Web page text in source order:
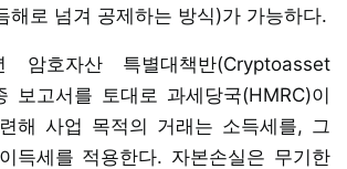
해로 넘겨 공제하는 방식)가 가능하다.
암호자산 특별대책반(Cryptoasset
보고서를 토대로 과세당국(HMRC)이
해 사업 목적의 거래는 소득세를, 그
득세를 적용한다. 자본손실은 무기한